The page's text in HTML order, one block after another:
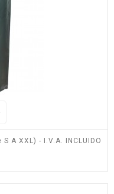
S A XXL) - I.V.A. INCLUIDO